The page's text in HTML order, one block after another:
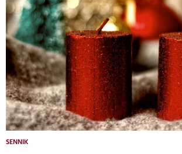
SENNIK